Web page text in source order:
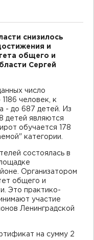
снизилось
и
общего и
Сергей
число
человек, к
- до 687 детей. Из
детей являются
обучается 178
категории.
состоялась в
Организатором
общего и
Это практико-
участие
Ленинградской
на сумму 2